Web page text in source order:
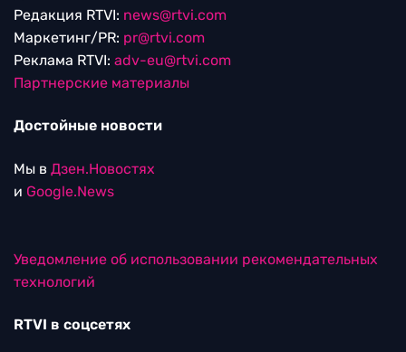
Редакция RTVI: news@rtvi.com
Маркетинг/PR: pr@rtvi.com
Реклама RTVI: adv-eu@rtvi.com
Партнерские материалы
Достойные новости
Мы в Дзен.Новостях
и Google.News
Уведомление об использовании рекомендательных
технологий
RTVI в соцсетях